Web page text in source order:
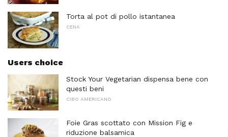
Torta al pot di pollo istantanea
CENA
Users choice
Stock Your Vegetarian dispensa bene con
questi beni
CIBO AMERICANO
Foie Gras scottato con Mission Fig e
riduzione balsamica